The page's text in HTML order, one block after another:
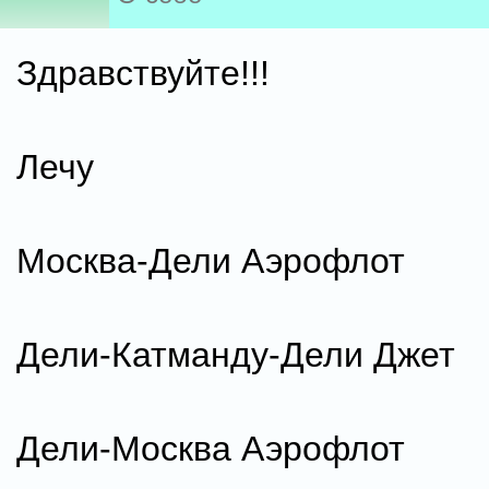
Здравствуйте!!!
Лечу
Москва-Дели Аэрофлот
Дели-Катманду-Дели Джет
Дели-Москва Аэрофлот